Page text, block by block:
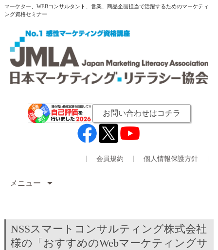
マーケター、WEBコンサルタント、営業、商品企画担当で活躍するためのマーケティ
ング資格セミナー
お問い合わせはコチラ
会員規約 個人情報保護方針
メニュー
NSSスマートコンサルティング株式会社
様の「おすすめのWebマーケティングサ